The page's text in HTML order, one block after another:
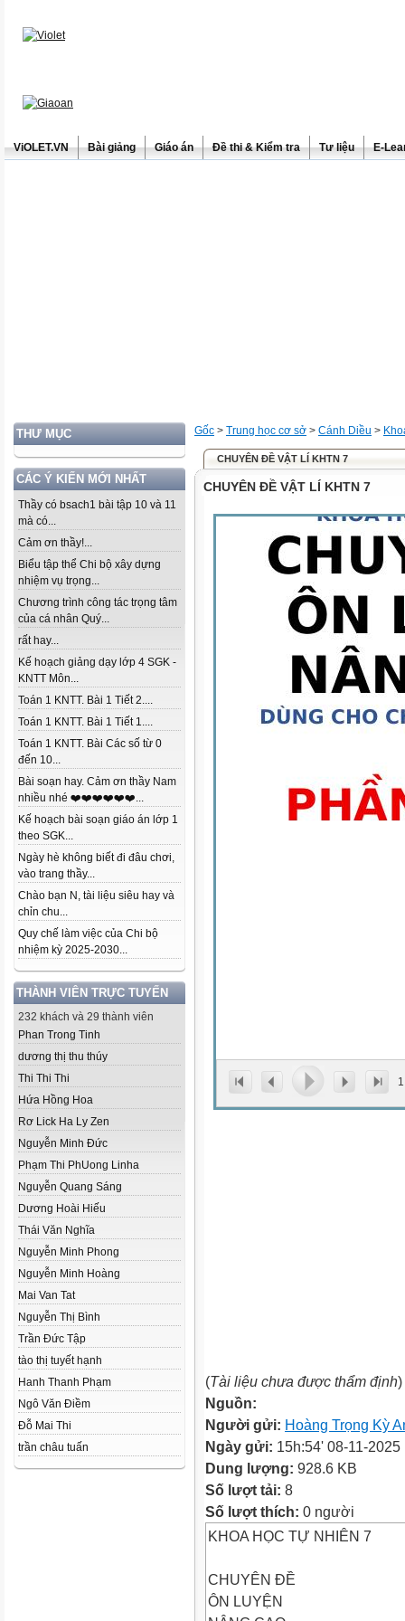
ViOLET.VN Bài giảng Giáo án Đề thi & Kiểm tra Tư liệu E-
THƯ MỤC
CÁC Ý KIẾN MỚI NHẤT
Thầy có bsach1 bài tập 10 và 11
mà có...
Cảm ơn thầy!...
Biểu tập thể Chi bộ xây dựng
nhiệm vụ trọng...
Chương trình công tác trọng tâm
của cá nhân Quý...
rất hay...
Kế hoạch giảng dạy lớp 4 SGK -
KNTT Môn...
Toán 1 KNTT. Bài 1 Tiết 2....
Toán 1 KNTT. Bài 1 Tiết 1....
Toán 1 KNTT. Bài Các số từ 0
đến 10...
Bài soạn hay. Cảm ơn thầy Nam
nhiều nhé ❤️❤️❤️❤️❤️❤️...
Kế hoạch bài soạn giáo án lớp 1
theo SGK...
Ngày hè không biết đi đâu chơi,
vào trang thầy...
Chào bạn N, tài liệu siêu hay và
chỉn chu...
Quy chế làm việc của Chi bộ
nhiệm kỳ 2025-2030...
THÀNH VIÊN TRỰC TUYẾN
232 khách và 29 thành viên
Phan Trong Tinh
dương thị thu thúy
Thi Thi Thi
Hứa Hồng Hoa
Rơ Lick Ha Ly Zen
Nguyễn Minh Đức
Phạm Thi Ph­Uong Linha
Nguyễn Quang Sáng
Dương Hoài Hiếu
Thái Văn Nghĩa
Nguyễn Minh Phong
Nguyễn Minh Hoàng
Mai Van Tat
Nguyễn Thị Bình
Trần Đức Tập
tào thị tuyết hạnh
Hanh Thanh Phạm
Ngô Văn Điềm
Đỗ Mai Thi
trần châu tuấn
Gốc > Trung học cơ sở > Cánh Diều >
CHUYÊN ĐỀ VẬT LÍ KHTN 7
CHUYÊN ĐỀ VẬT LÍ KHTN 7
1
(Tài liệu chưa được thẩm định)
Nguồn:
Người gửi: Hoàng Trọng Kỳ
Ngày gửi: 15h:54' 08-11-2025
Dung lượng: 928.6 KB
Số lượt tải: 8
Số lượt thích: 0 người
KHOA HỌC TỰ NHIÊN 7
CHUYÊN ĐỀ
ÔN LUYỆN